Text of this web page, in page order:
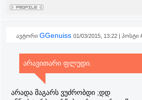
ავტორი GGenuiss 01/03/2015, 13:22 | პოსტი
არავითარი ფლუდი.
არადა მაგარს ვუძრობდი ;დდ